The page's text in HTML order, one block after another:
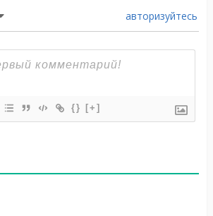
авторизуйтесь
{} [+]